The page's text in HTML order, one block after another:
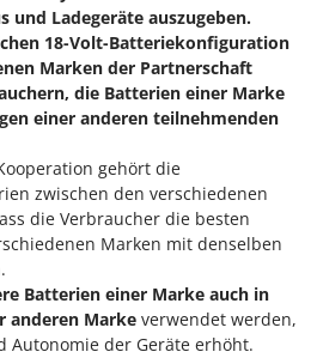
Rührwerk
und Ladegeräte auszugeben.
18-Volt-Batteriekonfiguration
Marken der Partnerschaft
die Batterien einer Marke
einer anderen teilnehmenden
gehört die
zwischen den verschiedenen
die Verbraucher die besten
Marken mit denselben
Batterien einer Marke auch in
anderen Marke verwendet werden,
Autonomie der Geräte erhöht.